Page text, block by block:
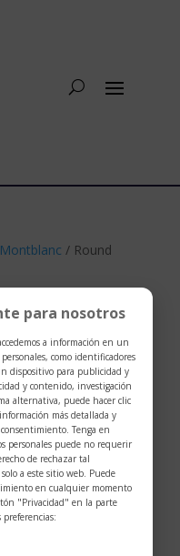
/ Round
para nosotros
a información en un
como identificadores
dispositivo para publicidad y
y contenido, investigación
alternativa, puede hacer clic
más detallada y
Tenga en
personales puede no requerir
de rechazar tal
a este sitio web. Puede
en cualquier momento
"Privacidad" en la parte